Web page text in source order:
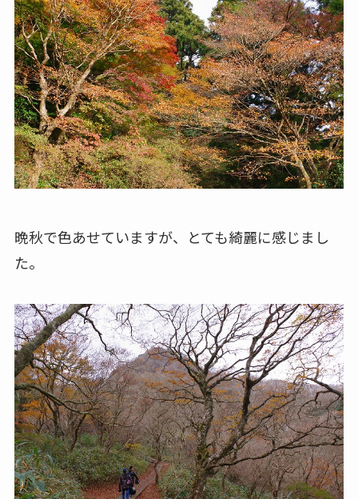
晩秋で色あせていますが、とても綺麗に感じまし
た。